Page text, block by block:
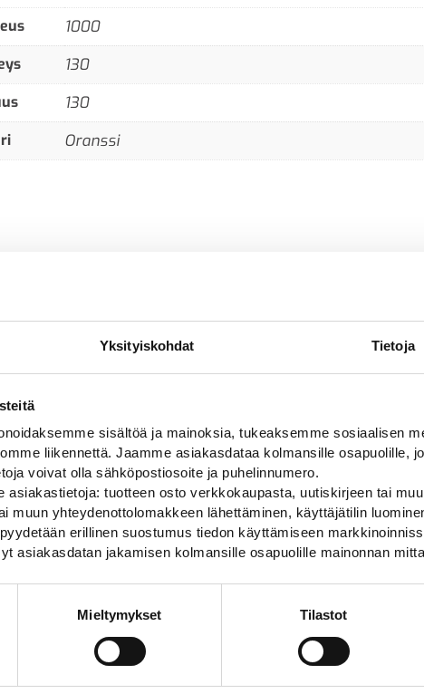
Yksityiskohdat Tietoja
sisältöä ja mainoksia, tukeaksemme sosiaalisen
liikennettä. Jaamme asiakasdataa kolmansille osapuolille,
voivat olla sähköpostiosoite ja puhelinnumero.
asiakastietoja: tuotteen osto verkkokaupasta, uutiskirjeen tai
muun yhteydenottolomakkeen lähettäminen, käyttäjätilin
erillinen suostumus tiedon käyttämiseen
asiakasdatan jakamisen kolmansille osapuolille mainonnan
Mieltymykset Tilastot
1000
130
130
Oranssi
rajaustolppa
tuoteperheen rajaustolppa
SKIPPER kartiokasetit
Skipper nauhakasetti kartiokiinnikkeellä